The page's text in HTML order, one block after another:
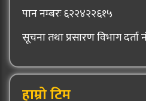
पान नम्बरः ६२२४२२६१५
सूचना तथा प्रसारण विभाग
हाम्रो टिम